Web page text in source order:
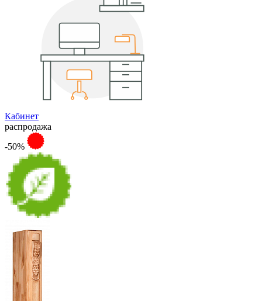
Кабинет
распродажа
-50%